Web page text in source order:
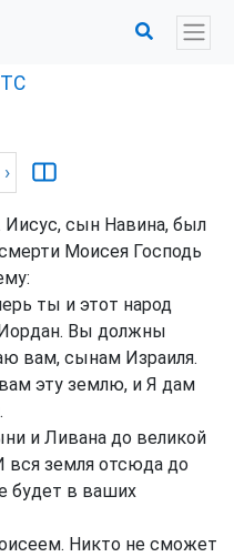
›
Иисус, сын Навина, был
Моисея Господь
ты и этот народ
Вы должны
вам, сынам Израиля.
эту землю, и Я дам
и Ливана до великой
вся земля отсюда до
будет в ваших
Никто не сможет